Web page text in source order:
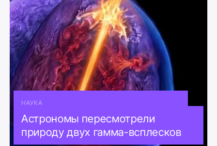
НАУКА
Астрономы пересмотрели
природу двух гамма-всплесков